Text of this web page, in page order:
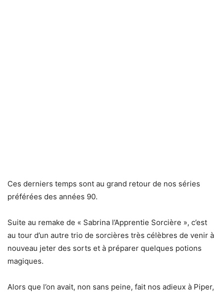
Ces derniers temps sont au grand retour de nos séries
préférées des années 90.
Suite au remake de « Sabrina l’Apprentie Sorcière », c’est
au tour d’un autre trio de sorcières très célèbres de venir à
nouveau jeter des sorts et à préparer quelques potions
magiques.
Alors que l’on avait, non sans peine, fait nos adieux à Piper,